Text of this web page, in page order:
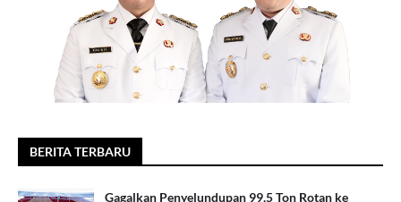
BERITA TERBARU
Gagalkan Penyelundupan 99,5 Ton Rotan ke